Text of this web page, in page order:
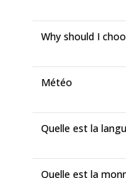
Why should I
Météo
Quelle est la
Quelle est la